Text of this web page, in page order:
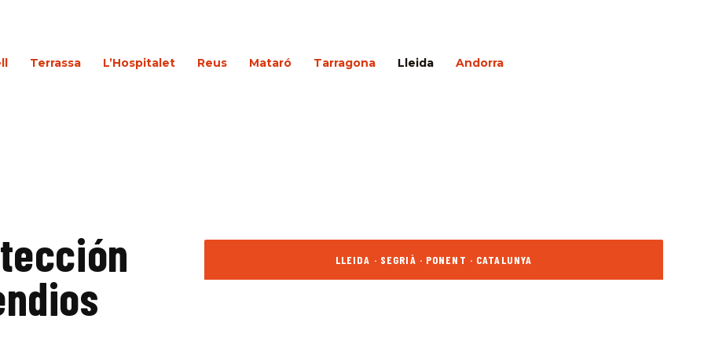
Terrassa L’Hospitalet Reus Mataró Tarragona Lleida Andorra
LLEIDA · SEGRIÀ · PONENT · CATALUNYA